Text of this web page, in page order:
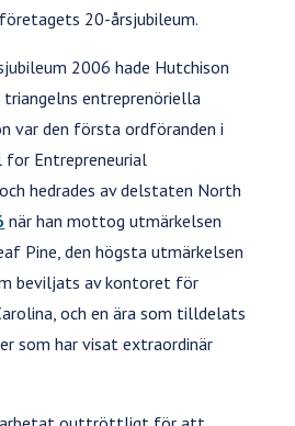
20-årsjubileum.
2006 hade Hutchison
entreprenöriella
var den första ordföranden i
for Entrepreneurial
hedrades av delstaten North
när han mottog utmärkelsen
Pine, den högsta utmärkelsen
beviljats av kontoret för
och en ära som tilldelats
som har visat extraordinär